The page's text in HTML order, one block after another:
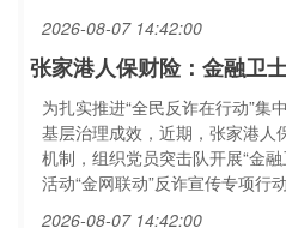
2026-08-07 14:42:00
张家港人保财险：金融卫
为扎实推进“全民反诈在行动”集
基层治理成效，近期，张家港人
机制，组织党员突击队开展“金
活动“金网联动”反诈宣传专项行动
2026-08-07 14:42:00